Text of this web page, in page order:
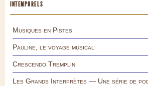
INTEMPORELS
Musiques en Pistes
Pauline, le voyage musical
Crescendo Tremplin
Les Grands Interprètes — Une série de